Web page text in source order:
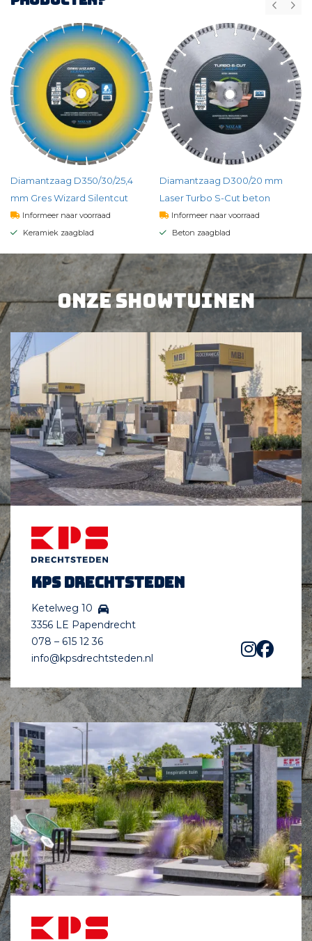
Diamantzaag D350/30/25,4
mm Gres Wizard Silentcut
Informeer naar voorraad
Keramiek zaagblad
332,48per st
BEKIJK PRODUCT
Diamantzaag D300/20 mm
Laser Turbo S-Cut beton
Informeer naar voorraad
Beton zaagblad
173,88per st
BEKIJK PRODUCT
Onze showtuinen
KPS Drechtsteden
Ketelweg 10
3356 LE Papendrecht
078 – 615 12 36
info@kpsdrechtsteden.nl